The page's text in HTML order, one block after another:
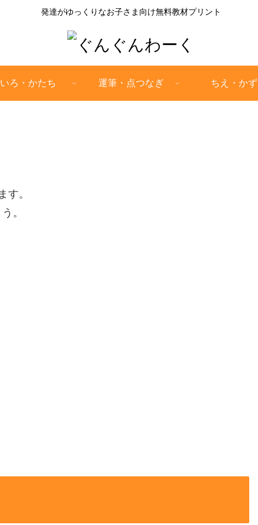
発達がゆっくりなお子さま向け無料教材プリント
いろ・かたち 運筆・点つなぎ ちえ・かず
す。
。